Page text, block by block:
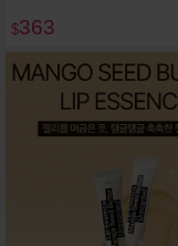
$363